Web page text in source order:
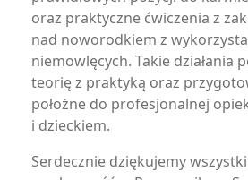
oraz praktyczne ćwiczenia z
nad noworodkiem z
niemowlęcych. Takie działania
teorię z praktyką oraz
położne do profesjonalnej
i dzieckiem.
Serdecznie dziękujemy